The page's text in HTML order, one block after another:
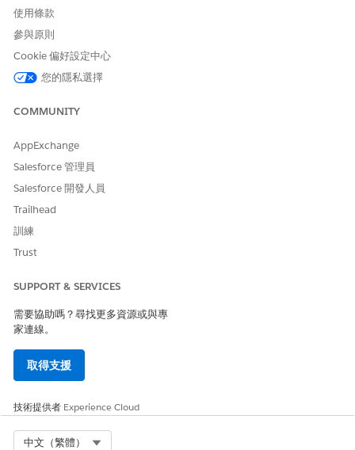
執行每日動作
選取「機構醫師」帳戶以執行您的標準活動。請確保您追蹤每個互
動都在特定機構層級。您可以記錄造訪,並記錄資訊,例如對「機構醫
請參閱與客戶互動
使用條款
參與原則
Cookie 偏好設定中心
您的隱私選擇
COMMUNITY
AppExchange
Salesforce 管理員
Salesforce 開發人員
Trailhead
訓練
Trust
SUPPORT & SERVICES
需要協助嗎？尋找更多資源或與專
家連線。
取得支援
技術提供者 Experience Cloud
中文（繁體）